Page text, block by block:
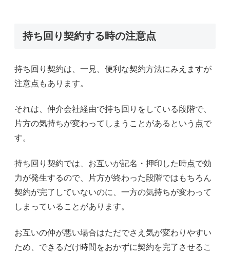
持ち回り契約する時の注意点
持ち回り契約は、一見、便利な契約方法にみえますが
注意点もあります。
それは、仲介会社経由で持ち回りをしている段階で、
片方の気持ちが変わってしまうことがあるという点で
す。
持ち回り契約では、お互いが記名・押印した時点で効
力が発生するので、片方が終わった段階ではもちろん
契約が完了していないのに、一方の気持ちが変わって
しまっていることがあります。
お互いの仲が悪い場合はただでさえ気が変わりやすい
ため、できるだけ時間をおかずに契約を完了させるこ